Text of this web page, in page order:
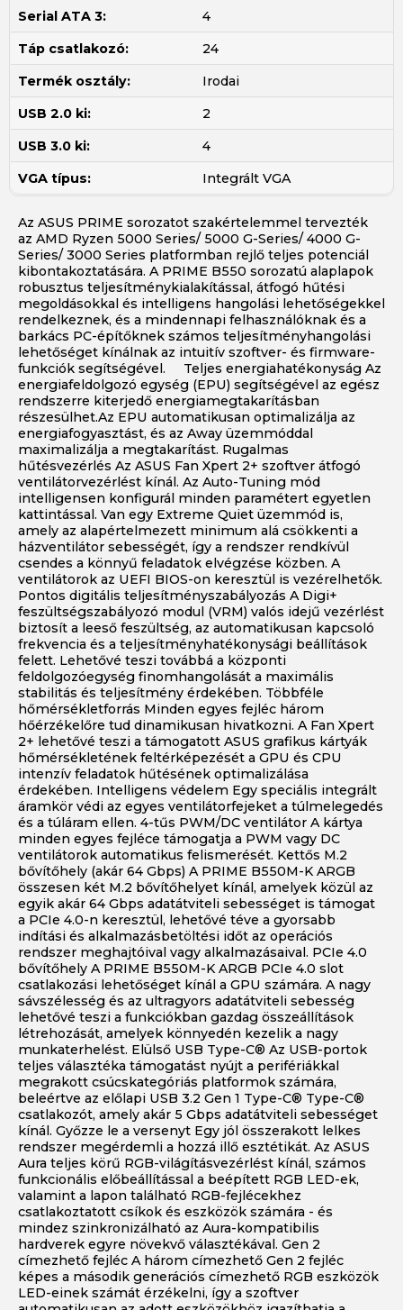
Serial ATA 3:
4
Táp csatlakozó:
24
Termék osztály:
Irodai
USB 2.0 ki:
2
USB 3.0 ki:
4
VGA típus:
Integrált VGA
Az ASUS PRIME sorozatot szakértelemmel tervezték
az AMD Ryzen 5000 Series/ 5000 G-Series/ 4000 G-
Series/ 3000 Series platformban rejlő teljes potenciál
kibontakoztatására. A PRIME B550 sorozatú alaplapok
robusztus teljesítménykialakítással, átfogó hűtési
megoldásokkal és intelligens hangolási lehetőségekkel
rendelkeznek, és a mindennapi felhasználóknak és a
barkács PC-építőknek számos teljesítményhangolási
lehetőséget kínálnak az intuitív szoftver- és firmware-
funkciók segítségével. Teljes energiahatékonyság Az
energiafeldolgozó egység (EPU) segítségével az egész
rendszerre kiterjedő energiamegtakarításban
részesülhet.Az EPU automatikusan optimalizálja az
energiafogyasztást, és az Away üzemmóddal
maximalizálja a megtakarítást. Rugalmas
hűtésvezérlés Az ASUS Fan Xpert 2+ szoftver átfogó
ventilátorvezérlést kínál. Az Auto-Tuning mód
intelligensen konfigurál minden paramétert egyetlen
kattintással. Van egy Extreme Quiet üzemmód is,
amely az alapértelmezett minimum alá csökkenti a
házventilátor sebességét, így a rendszer rendkívül
csendes a könnyű feladatok elvégzése közben. A
ventilátorok az UEFI BIOS-on keresztül is vezérelhetők.
Pontos digitális teljesítményszabályozás A Digi+
feszültségszabályozó modul (VRM) valós idejű vezérlést
biztosít a leeső feszültség, az automatikusan kapcsoló
frekvencia és a teljesítményhatékonysági beállítások
felett. Lehetővé teszi továbbá a központi
feldolgozóegység finomhangolását a maximális
stabilitás és teljesítmény érdekében. Többféle
hőmérsékletforrás Minden egyes fejléc három
hőérzékelőre tud dinamikusan hivatkozni. A Fan Xpert
2+ lehetővé teszi a támogatott ASUS grafikus kártyák
hőmérsékletének feltérképezését a GPU és CPU
intenzív feladatok hűtésének optimalizálása
érdekében. Intelligens védelem Egy speciális integrált
áramkör védi az egyes ventilátorfejeket a túlmelegedés
és a túláram ellen. 4-tűs PWM/DC ventilátor A kártya
minden egyes fejléce támogatja a PWM vagy DC
ventilátorok automatikus felismerését. Kettős M.2
bővítőhely (akár 64 Gbps) A PRIME B550M-K ARGB
összesen két M.2 bővítőhelyet kínál, amelyek közül az
egyik akár 64 Gbps adatátviteli sebességet is támogat
a PCIe 4.0-n keresztül, lehetővé téve a gyorsabb
indítási és alkalmazásbetöltési időt az operációs
rendszer meghajtóival vagy alkalmazásaival. PCIe 4.0
bővítőhely A PRIME B550M-K ARGB PCIe 4.0 slot
csatlakozási lehetőséget kínál a GPU számára. A nagy
sávszélesség és az ultragyors adatátviteli sebesség
lehetővé teszi a funkciókban gazdag összeállítások
létrehozását, amelyek könnyedén kezelik a nagy
munkaterhelést. Elülső USB Type-C® Az USB-portok
teljes választéka támogatást nyújt a perifériákkal
megrakott csúcskategóriás platformok számára,
beleértve az előlapi USB 3.2 Gen 1 Type-C® Type-C®
csatlakozót, amely akár 5 Gbps adatátviteli sebességet
kínál. Győzze le a versenyt Egy jól összerakott lelkes
rendszer megérdemli a hozzá illő esztétikát. Az ASUS
Aura teljes körű RGB-világításvezérlést kínál, számos
funkcionális előbeállítással a beépített RGB LED-ek,
valamint a lapon található RGB-fejlécekhez
csatlakoztatott csíkok és eszközök számára - és
mindez szinkronizálható az Aura-kompatibilis
hardverek egyre növekvő választékával. Gen 2
címezhető fejléc A három címezhető Gen 2 fejléc
képes a második generációs címezhető RGB eszközök
LED-einek számát érzékelni, így a szoftver